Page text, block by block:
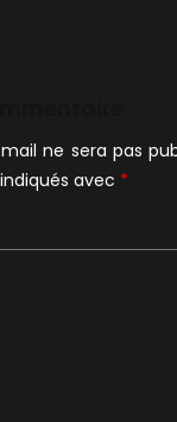
ne sera pas
avec *